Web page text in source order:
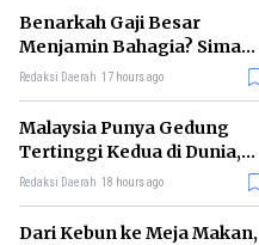
Benarkah Gaji Besar
Menjamin Bahagia? Simak
Penjelasan Ilmu Ekonomi
Redaksi Daerah 17 hours ago
Malaysia Punya Gedung
Tertinggi Kedua di Dunia,
Ini Daftar Lengkap 2026
Redaksi Daerah 18 hours ago
Dari Kebun ke Meja Makan,